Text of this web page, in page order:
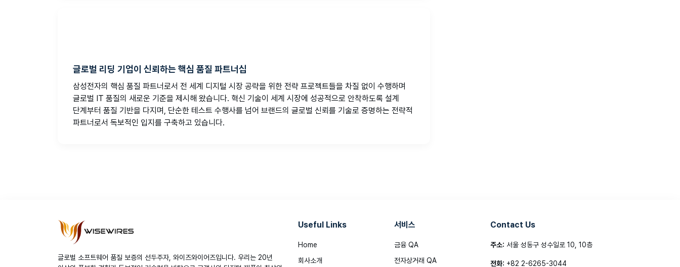
글로벌 리딩 기업이 신뢰하는 핵심 품질 파트너십
삼성전자의 핵심 품질 파트너로서 전 세계 디지털 시장 공략을 위한 전략 프로젝트들을 차질 없이 수행하며
글로벌 IT 품질의 새로운 기준을 제시해 왔습니다. 혁신 기술이 세계 시장에 성공적으로 안착하도록 설계
단계부터 품질 기반을 다지며, 단순한 테스트 수행사를 넘어 브랜드의 글로벌 신뢰를 기술로 증명하는 전략적
파트너로서 독보적인 입지를 구축하고 있습니다.
글로벌 소프트웨어 품질 보증의 선두주자, 와이즈와이어즈입니다. 우리는 20년
Useful Links
Home
회사소개
서비스
금융 QA
전자상거래 QA
Contact Us
주소: 서울 성동구 성수일로 10, 10층
전화: +82 2-6265-3044